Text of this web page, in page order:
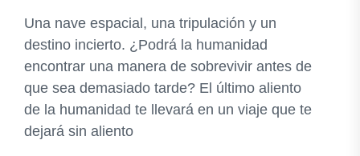
Una nave espacial, una tripulación y un
destino incierto. ¿Podrá la humanidad
encontrar una manera de sobrevivir antes de
que sea demasiado tarde? El último aliento
de la humanidad te llevará en un viaje que te
dejará sin aliento